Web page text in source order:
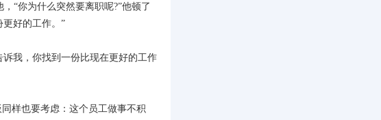
“你为什么突然要离职呢?”他顿了
好的工作。”
我，你找到一份比现在更好的工作
样也要考虑：这个员工做事不积